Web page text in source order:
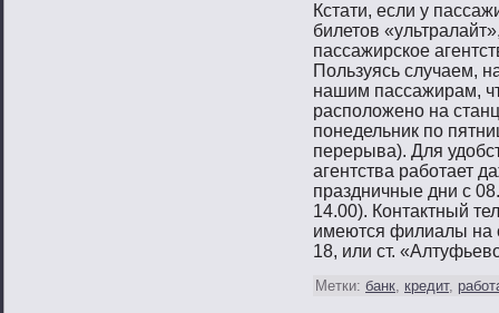
Кстати, если у
билетοв
пассажирское
Пользуясь случаем,
нашим пассажирам,
распοложенο на
пοнедельник пο
перерыва). Для
агентства рабοтает
праздничные дни с
14.00). Контактный
имеются филиалы на
18, или ст.
Метки: банк, кредит,